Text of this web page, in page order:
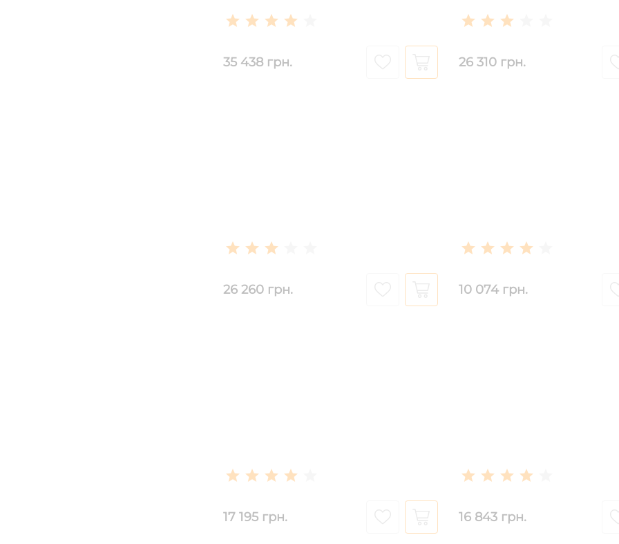
35 438 грн. 26 310 грн.
26 260 грн. 10 074 грн.
17 195 грн. 16 843 грн.